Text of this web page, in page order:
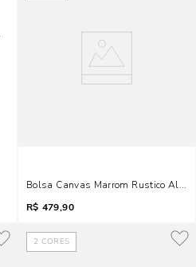
Azul Navy
Bolsa Canvas Marrom Rustico Alça
R$ 479,90
2 CORES